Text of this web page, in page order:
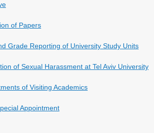
of Papers
Grade Reporting of University Study Units
of Sexual Harassment at Tel Aviv University
of Visiting Academics
Appointment